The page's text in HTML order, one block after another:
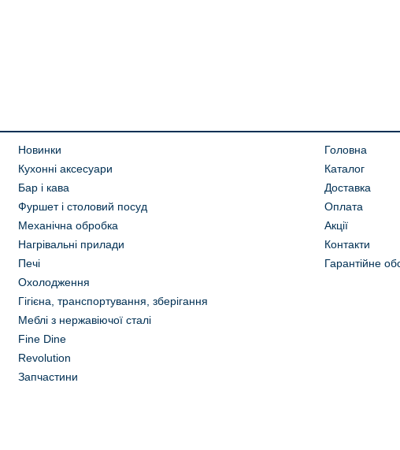
Новинки
Кухонні аксесуари
Бар і кава
Фуршет і столовий посуд
Механічна обробка
Нагрівальні прилади
Печі
Охолодження
Гігієна, транспортування, зберігання
Меблі з нержавіючої сталі
Fine Dine
Revolution
Запчастини
Головна
Каталог
Доставка
Оплата
Акції
Контакти
Гарантійне